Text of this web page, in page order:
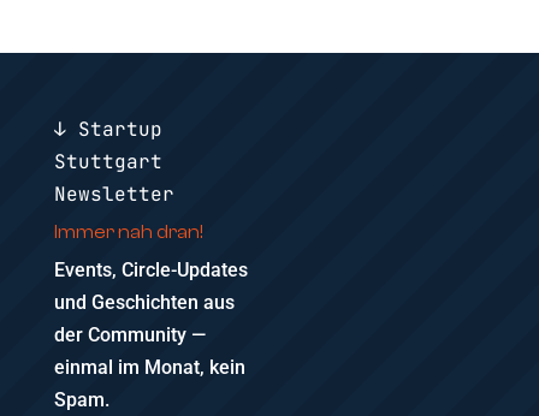
↓ Startup
Stuttgart
Newsletter
Immer nah dran!
Events, Circle-Updates
und Geschichten aus
der Community —
einmal im Monat, kein
Spam.